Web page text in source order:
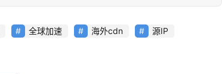
全球加速 海外cdn
源IP